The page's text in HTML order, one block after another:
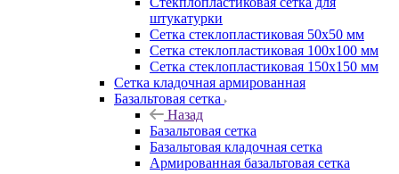
штукатурки
Сетка стеклопластиковая 50x50 мм
Сетка стеклопластиковая 100x100 мм
Сетка стеклопластиковая 150x150 мм
Сетка кладочная армированная
Базальтовая сетка
Назад
Базальтовая сетка
Базальтовая кладочная сетка
Армированная базальтовая сетка